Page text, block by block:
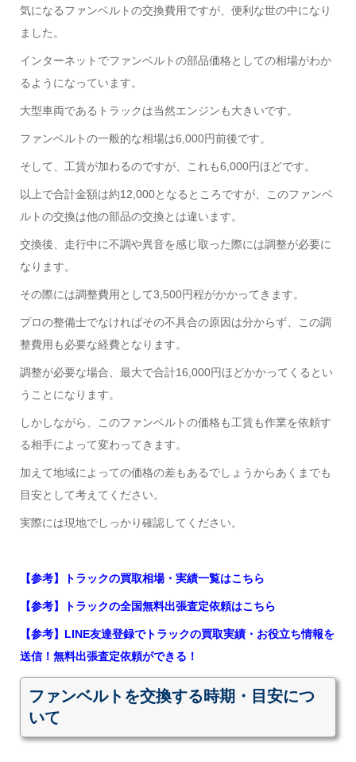
気になるファンベルトの交換費用ですが、便利な世の中になり
ました。
インターネットでファンベルトの部品価格としての相場がわか
るようになっています。
大型車両であるトラックは当然エンジンも大きいです。
ファンベルトの一般的な相場は6,000円前後です。
そして、工賃が加わるのですが、これも6,000円ほどです。
以上で合計金額は約12,000となるところですが、このファンベ
ルトの交換は他の部品の交換とは違います。
交換後、走行中に不調や異音を感じ取った際には調整が必要に
なります。
その際には調整費用として3,500円程がかかってきます。
プロの整備士でなければその不具合の原因は分からず、この調
整費用も必要な経費となります。
調整が必要な場合、最大で合計16,000円ほどかかってくるとい
うことになります。
しかしながら、このファンベルトの価格も工賃も作業を依頼す
る相手によって変わってきます。
加えて地域によっての価格の差もあるでしょうからあくまでも
目安として考えてください。
実際には現地でしっかり確認してください。
【参考】トラックの買取相場・実績一覧はこちら
【参考】トラックの全国無料出張査定依頼はこちら
【参考】LINE友達登録でトラックの買取実績・お役立ち情報を
送信！無料出張査定依頼ができる！
ファンベルトを交換する時期・目安につ
いて